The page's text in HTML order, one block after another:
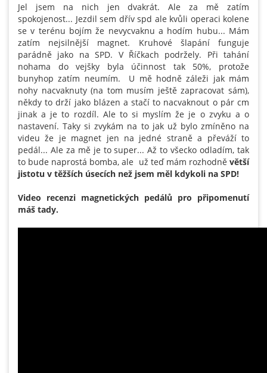
Jel jsem na nich jen dvakrát. Ale za mě zatím
spokojenost... Jezdil sem dřív spd ale kvůli operaci kolene
se v terénu bojím že nevycvaknu a hodím hubu... Mám
zatím nejsilnější magnet. Kruhové šlapání funguje
parádně jako na SPD. V Říčkach podržely. Při tahání
nohama do vejšky byla účinnost tak 50%, protože
bunyhop zatím neumím. U mě hodně záleži jak mám
nohy nacvaknuty (na tom musím ještě zapracovat sám),
někdy to drží jako blázen a stačí to nacvaknout o pár cm
jinak a je to rozdíl. Ale to si myslím že je o zvyku a o
nastavení. Taky si zvykám na to jak už bylo zmíněno na
videu že je magnet jen na jedné straně a převáží to
pedál... Ale za mě je to super... Až to všecko odladím, tak
to bude naprostá bomba, ale už teď mám rozhodně větší
jistotu v těžších úsecích než jsem měl kdykoli na SPD!
Video recenzi magnetických pedálů pro připomenutí
máš tady.